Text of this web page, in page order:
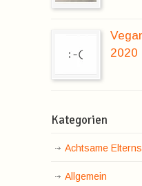
2020
Kategorien
Achtsame
Allgemein